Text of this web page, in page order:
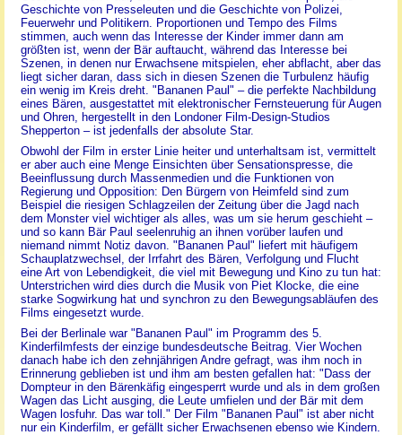
Geschichte von Presseleuten und die Geschichte von Polizei,
Feuerwehr und Politikern. Proportionen und Tempo des Films
stimmen, auch wenn das Interesse der Kinder immer dann am
größten ist, wenn der Bär auftaucht, während das Interesse bei
Szenen, in denen nur Erwachsene mitspielen, eher abflacht, aber das
liegt sicher daran, dass sich in diesen Szenen die Turbulenz häufig
ein wenig im Kreis dreht. "Bananen Paul" – die perfekte Nachbildung
eines Bären, ausgestattet mit elektronischer Fernsteuerung für Augen
und Ohren, hergestellt in den Londoner Film-Design-Studios
Shepperton – ist jedenfalls der absolute Star.
Obwohl der Film in erster Linie heiter und unterhaltsam ist, vermittelt
er aber auch eine Menge Einsichten über Sensationspresse, die
Beeinflussung durch Massenmedien und die Funktionen von
Regierung und Opposition: Den Bürgern von Heimfeld sind zum
Beispiel die riesigen Schlagzeilen der Zeitung über die Jagd nach
dem Monster viel wichtiger als alles, was um sie herum geschieht –
und so kann Bär Paul seelenruhig an ihnen vorüber laufen und
niemand nimmt Notiz davon. "Bananen Paul" liefert mit häufigem
Schauplatzwechsel, der Irrfahrt des Bären, Verfolgung und Flucht
eine Art von Lebendigkeit, die viel mit Bewegung und Kino zu tun hat:
Unterstrichen wird dies durch die Musik von Piet Klocke, die eine
starke Sogwirkung hat und synchron zu den Bewegungsabläufen des
Films eingesetzt wurde.
Bei der Berlinale war "Bananen Paul" im Programm des 5.
Kinderfilmfests der einzige bundesdeutsche Beitrag. Vier Wochen
danach habe ich den zehnjährigen Andre gefragt, was ihm noch in
Erinnerung geblieben ist und ihm am besten gefallen hat: "Dass der
Dompteur in den Bärenkäfig eingesperrt wurde und als in dem großen
Wagen das Licht ausging, die Leute umfielen und der Bär mit dem
Wagen losfuhr. Das war toll." Der Film "Bananen Paul" ist aber nicht
nur ein Kinderfilm, er gefällt sicher Erwachsenen ebenso wie Kindern.